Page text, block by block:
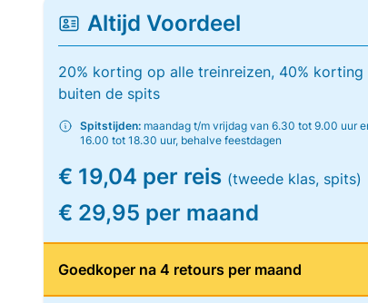
Altijd Voordeel
20% korting op alle treinreizen, 40% korting
buiten de spits
Spitstijden: maandag t/m vrijdag van 6.30 tot 9.00 uur
16.00 tot 18.30 uur, behalve feestdagen
€ 19,04 per reis (tweede klas, spits)
€ 29,95 per maand
Goedkoper na 4 retours per maand